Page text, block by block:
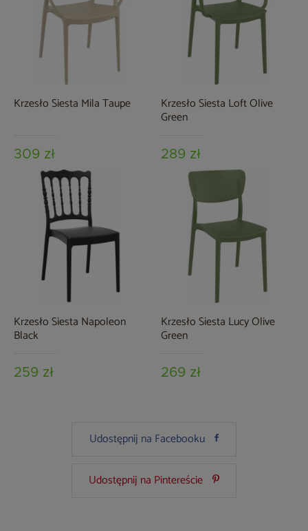
Krzesło Siesta Mila Taupe
309 zł
Krzesło Siesta Loft Olive
Green
289 zł
Krzesło Siesta Napoleon
Black
259 zł
Krzesło Siesta Lucy Olive
Green
269 zł
Udostępnij na Facebooku
Udostępnij na Pintereście